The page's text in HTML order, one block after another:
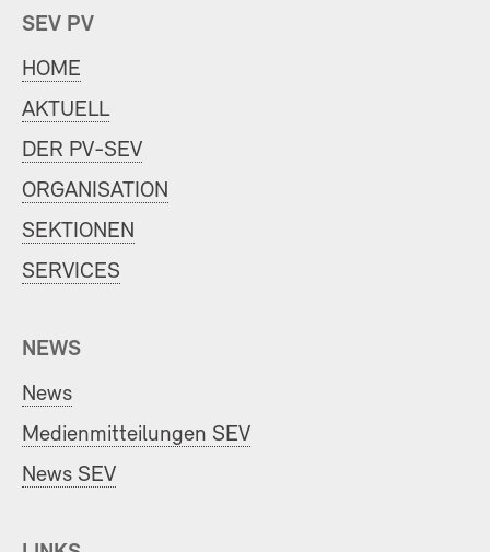
SEV PV
HOME
AKTUELL
DER PV-SEV
ORGANISATION
SEKTIONEN
SERVICES
NEWS
News
Medienmitteilungen SEV
News SEV